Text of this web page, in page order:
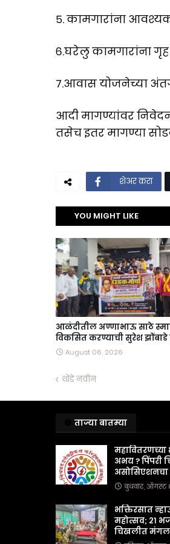
५. कामगारांना
६.घरेलु कामगारांना गृह
७.आवास योजनेच्या
आदी मागण्यांवर
तसेच इतर मागण्या
शेअर करा
YOU MIGHT LIKE
आळंदीतील अण्णाभाऊ साठे
विकसित करण्याची सुरेश झोंबाडे
August 06, 2026
थोडे नवीन
ताज्या बातम्या
महावितरणच्या
अभय ? पिंपरी
बुधवार, ऑगस्ट
भक्तिरसात
महोत्सव; २१
चिखलीत